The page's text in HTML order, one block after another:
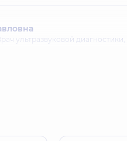
ультразвуковой диагностики,